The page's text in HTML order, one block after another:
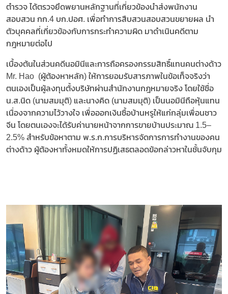
ตำรวจ ได้ตรวจยึดพยานหลักฐานที่เกี่ยวข้องนำส่งพนักงาน
สอบสวน กก.4 บก.ปอศ. เพื่อทำการสืบสวนสอบสวนขยายผล นำ
ตัวบุคคลที่เกี่ยวข้องกับการกระทำความผิด มาดำเนินคดีตาม
กฎหมายต่อไป
เบื้องต้นในส่วนคดีนอมินีและการถือครองกรรมสิทธิ์แทนคนต่างด้าว
Mr. Hao (ผู้ต้องหาหลัก) ให้การยอมรับสารภาพในข้อเท็จจริงว่า
ตนเองเป็นผู้ลงทุนตั้งบริษัทผ่านสำนักงานกฎหมายจริง โดยใช้ชื่อ
น.ส.นิด (นามสมมุติ) และนางคิด (นามสมมุติ) เป็นนอมินีถือหุ้นแทน
เนื่องจากความไว้วางใจ เพื่อออกเงินซื้อบ้านหรูให้แก่กลุ่มเพื่อนชาว
จีน โดยตนเองจะได้รับค่านายหน้าจากการขายบ้านประมาณ 1.5–
2.5% สำหรับข้อหาตาม พ.ร.ก.การบริหารจัดการการทำงานของคน
ต่างด้าว ผู้ต้องหาทั้งหมดให้การปฏิเสธตลอดข้อกล่าวหาในชั้นจับกุม